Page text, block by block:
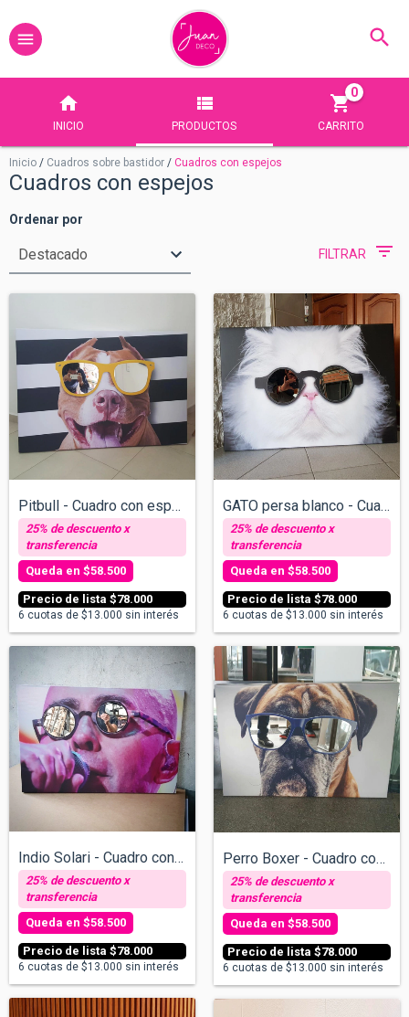
INICIO PRODUCTOS CARRITO
0
Inicio / Cuadros sobre bastidor / Cuadros con espejos
Cuadros con espejos
Ordenar por
FILTRAR
Pitbull - Cuadro con espejos - v/tamaños
$78.000
$58.500
6 cuotas de $13.000 sin interés
GATO persa blanco - Cuadro con espejos v...
$78.000
$58.500
6 cuotas de $13.000 sin interés
Indio Solari - Cuadro con espejos - v/ta...
$78.000
$58.500
6 cuotas de $13.000 sin interés
Perro Boxer - Cuadro con espejos - v/tam...
$78.000
$58.500
6 cuotas de $13.000 sin interés